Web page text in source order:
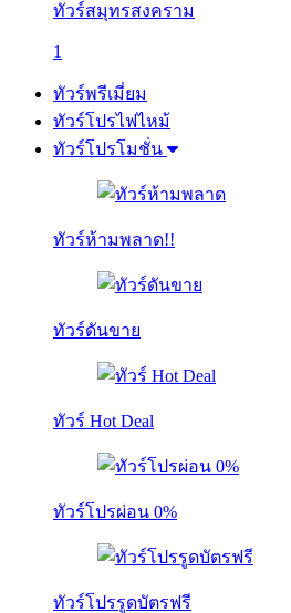
ทัวร์สมุทรสงคราม
1
ทัวร์พรีเมี่ยม
ทัวร์โปรไฟไหม้
ทัวร์โปรโมชั่น
ทัวร์ห้ามพลาด!!
ทัวร์ดันขาย
ทัวร์ Hot Deal
ทัวร์โปรผ่อน 0%
ทัวร์โปรรูดบัตรฟรี